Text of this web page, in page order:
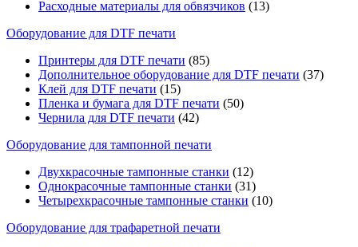
Расходные материалы для обвязчиков (13)
Оборудование для DTF печати
Принтеры для DTF печати (85)
Дополнительное оборудование для DTF печати (37)
Клей для DTF печати (15)
Пленка и бумага для DTF печати (50)
Чернила для DTF печати (42)
Оборудование для тампонной печати
Двухкрасочные тампонные станки (12)
Однокрасочные тампонные станки (31)
Четырехкрасочные тампонные станки (10)
Оборудование для трафаретной печати